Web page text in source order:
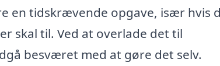
en tidskrævende opgave, især hvis
skal til. Ved at overlade det til
besværet med at gøre det selv.